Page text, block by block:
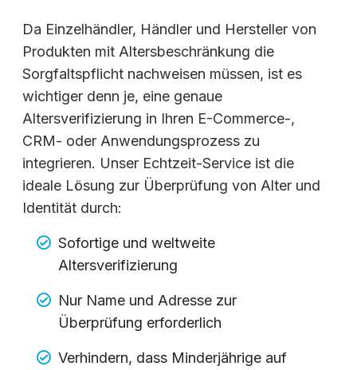
Da Einzelhändler, Händler und Hersteller von
Produkten mit Altersbeschränkung die
Sorgfaltspflicht nachweisen müssen, ist es
wichtiger denn je, eine genaue
Altersverifizierung in Ihren E-Commerce-,
CRM- oder Anwendungsprozess zu
integrieren. Unser Echtzeit-Service ist die
ideale Lösung zur Überprüfung von Alter und
Identität durch:
Sofortige und weltweite
Altersverifizierung
Nur Name und Adresse zur
Überprüfung erforderlich
Verhindern, dass Minderjährige auf